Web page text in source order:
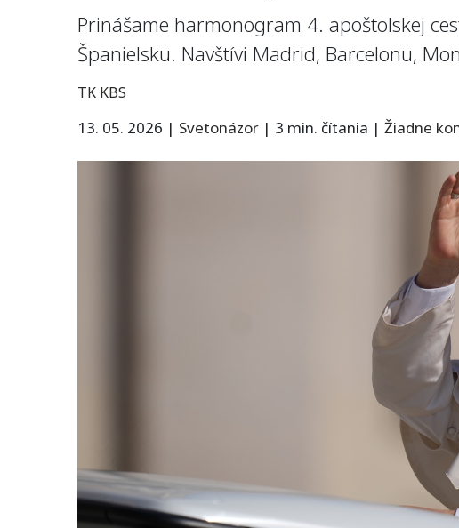
Prinášame harmonogram 4. apoštolskej
Španielsku. Navštívi Madrid, Barcelonu,
TK KBS
13. 05. 2026 | Svetonázor | 3 min. čítania | Žiadne